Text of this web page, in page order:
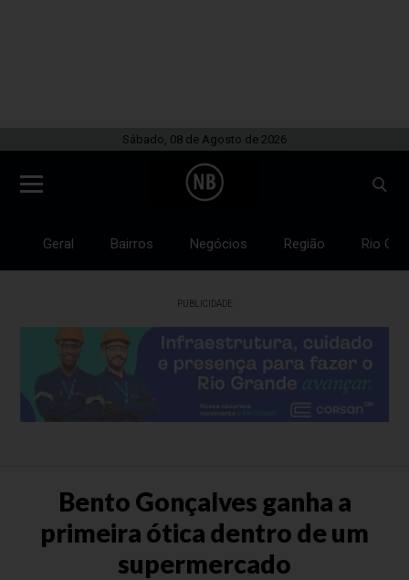
Sábado, 08 de Agosto de 2026
Geral Bairros Negócios Região Rio
PUBLICIDADE
Bento Gonçalves ganha a
primeira ótica dentro de um
supermercado